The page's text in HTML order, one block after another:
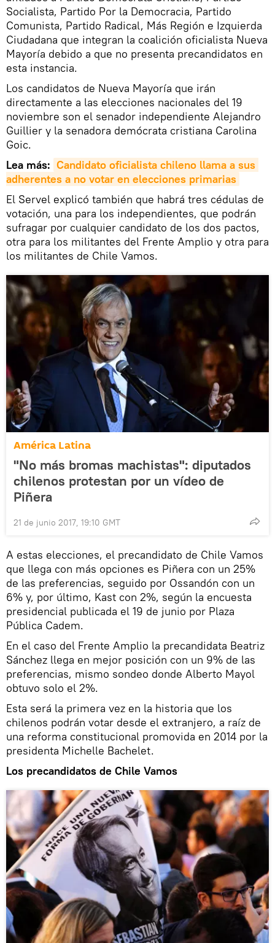
Socialista, Partido Por la Democracia, Partido
Comunista, Partido Radical, Más Región e Izquierda
Ciudadana que integran la coalición oficialista Nueva
Mayoría debido a que no presenta precandidatos en
esta instancia.
Los candidatos de Nueva Mayoría que irán
directamente a las elecciones nacionales del 19
noviembre son el senador independiente Alejandro
Guillier y la senadora demócrata cristiana Carolina
Goic.
Lea más: Candidato oficialista chileno llama a sus
adherentes a no votar en elecciones primarias
El Servel explicó también que habrá tres cédulas de
votación, una para los independientes, que podrán
sufragar por cualquier candidato de los dos pactos,
otra para los militantes del Frente Amplio y otra para
los militantes de Chile Vamos.
América Latina
"No más bromas machistas": diputados
chilenos protestan por un vídeo de
Piñera
21 de junio 2017, 19:10 GMT
A estas elecciones, el precandidato de Chile Vamos
que llega con más opciones es Piñera con un 25%
de las preferencias, seguido por Ossandón con un
6% y, por último, Kast con 2%, según la encuesta
presidencial publicada el 19 de junio por Plaza
Pública Cadem.
En el caso del Frente Amplio la precandidata Beatriz
Sánchez llega en mejor posición con un 9% de las
preferencias, mismo sondeo donde Alberto Mayol
obtuvo solo el 2%.
Esta será la primera vez en la historia que los
chilenos podrán votar desde el extranjero, a raíz de
una reforma constitucional promovida en 2014 por la
presidenta Michelle Bachelet.
Los precandidatos de Chile Vamos